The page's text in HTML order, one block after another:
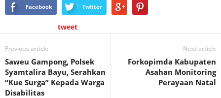
Facebook Twitter
tweet
Previous article
Saweu Gampong, Polsek
Syamtalira Bayu, Serahkan
“Kue Surga” Kepada Warga
Disabilitas
Next article
Forkopimda Kabupaten
Asahan Monitoring
Perayaan Natal